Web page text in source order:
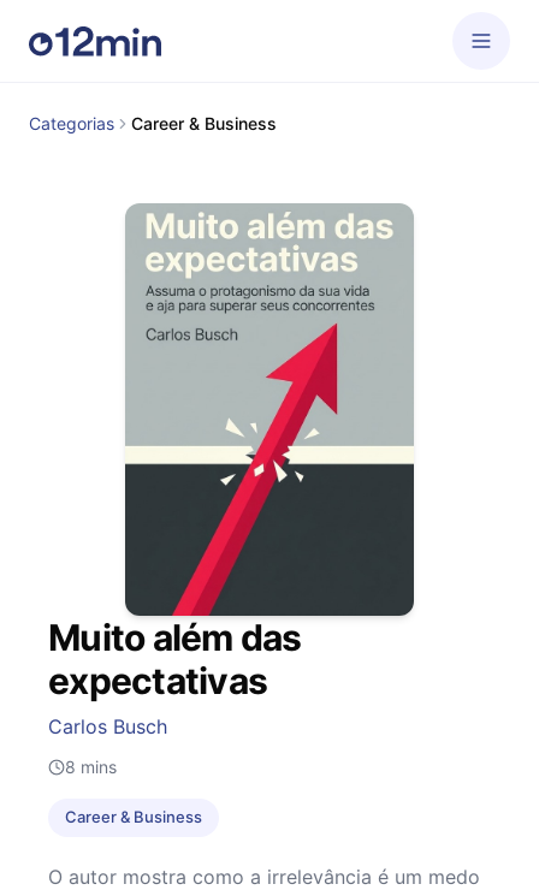
Categorias Career & Business
Muito além das
expectativas
Carlos Busch
8 mins
Career & Business
O autor mostra como a irrelevância é um medo